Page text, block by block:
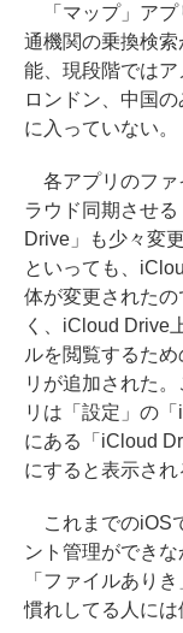
「マップ」アプ
通機関の乗換検
能、現段階ではア
ロンドン、中国
に入っていない。
各アプリのファ
ラウド同期させ
Drive」も少々変
といっても、
体が変更されたの
く、iCloud Drive
ルを閲覧するた
リが追加された
リは「設定」の「
にある「iCloud
にすると表示され
これまでのiOS
ント管理ができ
「ファイルあり
慣れしてる人には